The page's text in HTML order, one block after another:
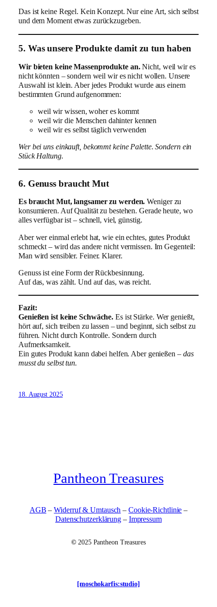
Das ist keine Regel. Kein Konzept. Nur eine Art, sich selbst
und dem Moment etwas zurückzugeben.
5. Was unsere Produkte damit zu tun haben
Wir bieten keine Massenprodukte an.Nicht, weil wir es
nicht könnten – sondern weil wir es nicht wollen. Unsere
Auswahl ist klein. Aber jedes Produkt wurde aus einem
bestimmten Grund aufgenommen:
weil wir wissen, woher es kommt
weil wir die Menschen dahinter kennen
weil wir es selbst täglich verwenden
Wer bei uns einkauft, bekommt keine Palette. Sondern ein
Stück Haltung.
6. Genuss braucht Mut
Es braucht Mut, langsamer zu werden.Weniger zu
konsumieren. Auf Qualität zu bestehen. Gerade heute, wo
alles verfügbar ist – schnell, viel, günstig.
Aber wer einmal erlebt hat, wie ein echtes, gutes Produkt
schmeckt – wird das andere nicht vermissen. Im Gegenteil:
Man wird sensibler. Feiner. Klarer.
Genuss ist eine Form der Rückbesinnung.
Auf das, was zählt. Und auf das, was reicht.
Fazit:
Genießen ist keine Schwäche. Es ist Stärke. Wer genießt,
hört auf, sich treiben zu lassen – und beginnt, sich selbst zu
führen. Nicht durch Kontrolle. Sondern durch
Aufmerksamkeit.
Ein gutes Produkt kann dabei helfen. Aber genießen – das
musst du selbst tun.
18. August 2025
Pantheon Treasures
AGB –Widerruf & Umtausch –Cookie-Richtlinie –
Datenschutzerklärung – Impressum
© 2025 Pantheon Treasures
[moschokarfis:studio]